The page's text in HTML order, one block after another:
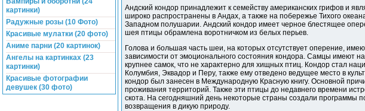
картинки)
Радужные розы (10 Фото)
Красивые мулатки (20 фото)
Аниме парни (20 картинок)
Ангелы на картинках (23
картинки)
Красивые фотографии
девушек (30 фото)
Андский кондор принадлежит к семейству американских грифов и
широко распространены в Андах, а также на побережье Тихого
Западном полушарии. Андский кондор имеет черное блестящее
шея птицы обрамлена воротничком из белых перьев.
Голова и большая часть шеи, на которых отсутствует оперение,
зависимости от эмоционального состояния кондора. Самцы имеют
крупнее самок, что не характерно для хищных птиц. Кондор стал
Колумбия, Эквадор и Перу, также ему отведено ведущее место в
кондор был занесен в Международную Красную книгу. Основной
проживания территорий. Также эти птицы до недавнего времени
скота. На сегодняшний день некоторые страны создали программы
возвращения в дикую природу.